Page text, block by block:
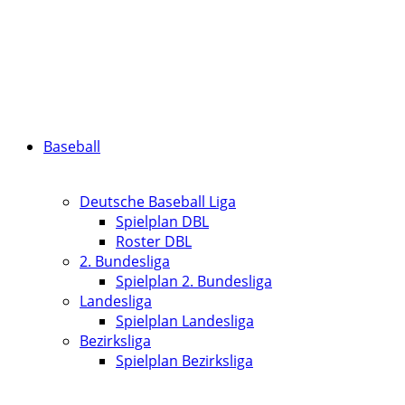
Baseball
Deutsche Baseball Liga
Spielplan DBL
Roster DBL
2. Bundesliga
Spielplan 2. Bundesliga
Landesliga
Spielplan Landesliga
Bezirksliga
Spielplan Bezirksliga